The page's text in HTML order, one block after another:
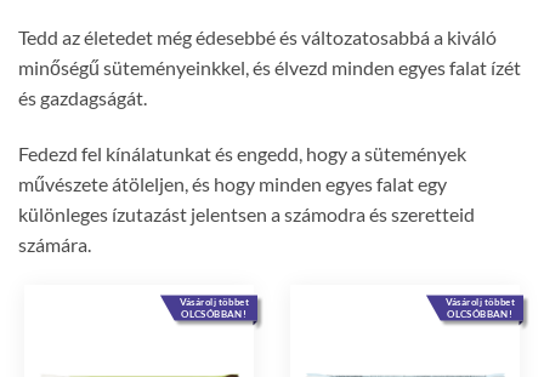
Tedd az életedet még édesebbé és változatosabbá a kiváló
minőségű süteményeinkkel, és élvezd minden egyes falat ízét
és gazdagságát.
Fedezd fel kínálatunkat és engedd, hogy a sütemények
művészete átöleljen, és hogy minden egyes falat egy
különleges ízutazást jelentsen a számodra és szeretteid
számára.
Vásárolj többet
OLCSÓBBAN!
Vásárolj többet
OLCSÓBBAN!